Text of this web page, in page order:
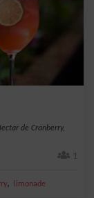
de Cranberry,
1
, limonade